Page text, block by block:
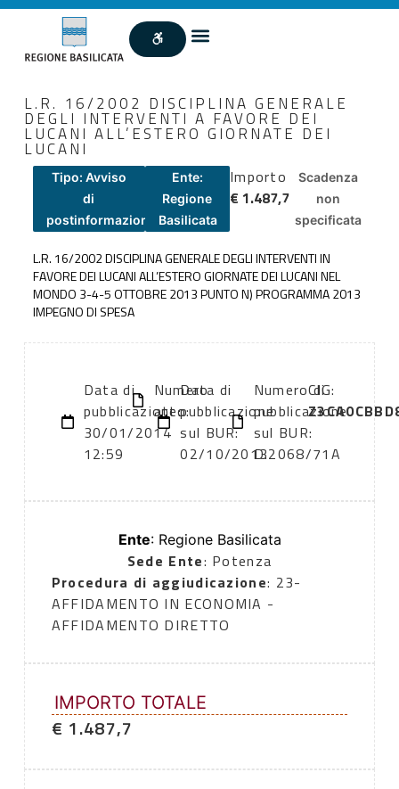
L.R. 16/2002 DISCIPLINA GENERALE
DEGLI INTERVENTI A FAVORE DEI
LUCANI ALL’ESTERO GIORNATE DEI
LUCANI
Tipo: Avviso
di
postinformazione
Ente:
Regione
Basilicata
Importo
€ 1.487,7
Scadenza
non
specificata
L.R. 16/2002 DISCIPLINA GENERALE DEGLI INTERVENTI IN
FAVORE DEI LUCANI ALL’ESTERO GIORNATE DEI LUCANI NEL
MONDO 3-4-5 OTTOBRE 2013 PUNTO N) PROGRAMMA 2013
IMPEGNO DI SPESA
Data di
pubblicazione:
30/01/2014
12:59
Numero
atto:
Data di
pubblicazione
sul BUR:
02/10/2013
Numero di
pubblicazione
sul BUR:
D.2068/71A
CIG:
Ente: Regione Basilicata
Sede Ente: Potenza
Procedura di aggiudicazione: 23-
AFFIDAMENTO IN ECONOMIA -
AFFIDAMENTO DIRETTO
IMPORTO TOTALE
€ 1.487,7